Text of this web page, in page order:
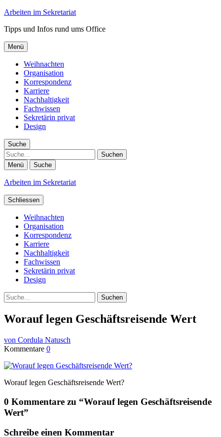
Arbeiten im Sekretariat
Tipps und Infos rund ums Office
Menü
Weihnachten
Organisation
Korrespondenz
Karriere
Nachhaltigkeit
Fachwissen
Sekretärin privat
Design
Suche
Suche
Menü Suche
Arbeiten im Sekretariat
Schliessen
Weihnachten
Organisation
Korrespondenz
Karriere
Nachhaltigkeit
Fachwissen
Sekretärin privat
Design
Suche
Worauf legen Geschäftsreisende Wert
von Cordula Natusch
Kommentare 0
Worauf legen Geschäftsreisende Wert?
0 Kommentare zu “Worauf legen Geschäftsreisende
Wert”
Schreibe einen Kommentar